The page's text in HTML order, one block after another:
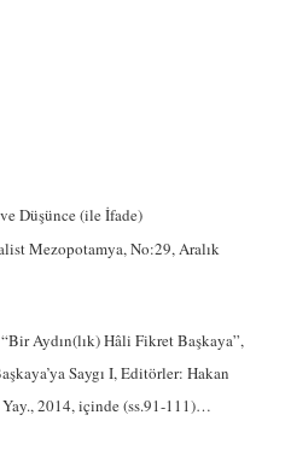
Düşünce (ile İfade)
Mezopotamya, No:29, Aralık
Aydın(lık) Hâli Fikret Başkaya”,
Saygı I, Editörler: Hakan
2014, içinde (ss.91-111)…